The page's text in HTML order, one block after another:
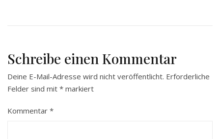
Schreibe einen Kommentar
Deine E-Mail-Adresse wird nicht veröffentlicht. Erforderliche
Felder sind mit * markiert
Kommentar *